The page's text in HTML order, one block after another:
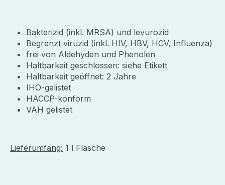
Bakterizid (inkl. MRSA) und levurozid
Begrenzt viruzid (inkl. HIV, HBV, HCV, Influenza)
frei von Aldehyden und Phenolen
Haltbarkeit geschlossen: siehe Etikett
Haltbarkeit geöffnet: 2 Jahre
IHO-gelistet
HACCP-konform
VAH gelistet
Lieferumfang: 1 l Flasche